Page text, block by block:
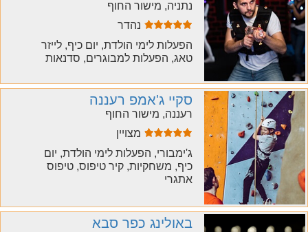
נתניה, מישור החוף
נהדר
הפעלות לימי הולדת, יום כיף, לייזר
טאג, הפעלות למבוגרים, סדנאות
סקיי ג'אמפ רעננה
רעננה, מישור החוף
מצויין
ג'ימבורי, הפעלות לימי הולדת, יום
כיף, משחקיות, קיר טיפוס, טיפוס
אתגרי
באולינג כפר סבא